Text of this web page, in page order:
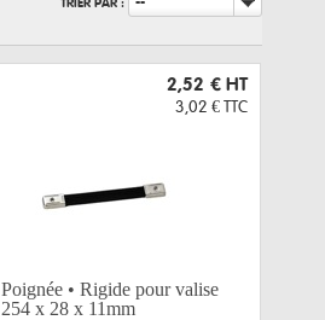
--
2,52 € HT
3,02 € TTC
Poignée • Rigide pour valise
254 x 28 x 11mm